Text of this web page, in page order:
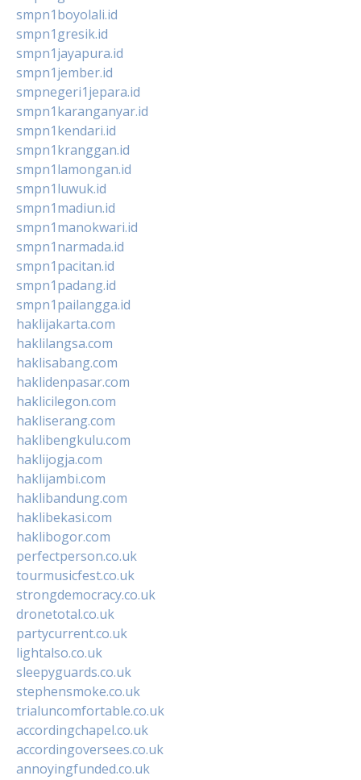
smpn1boyolali.id
smpn1gresik.id
smpn1jayapura.id
smpn1jember.id
smpnegeri1jepara.id
smpn1karanganyar.id
smpn1kendari.id
smpn1kranggan.id
smpn1lamongan.id
smpn1luwuk.id
smpn1madiun.id
smpn1manokwari.id
smpn1narmada.id
smpn1pacitan.id
smpn1padang.id
smpn1pailangga.id
haklijakarta.com
haklilangsa.com
haklisabang.com
haklidenpasar.com
haklicilegon.com
hakliserang.com
haklibengkulu.com
haklijogja.com
haklijambi.com
haklibandung.com
haklibekasi.com
haklibogor.com
perfectperson.co.uk
tourmusicfest.co.uk
strongdemocracy.co.uk
dronetotal.co.uk
partycurrent.co.uk
lightalso.co.uk
sleepyguards.co.uk
stephensmoke.co.uk
trialuncomfortable.co.uk
accordingchapel.co.uk
accordingoversees.co.uk
annoyingfunded.co.uk